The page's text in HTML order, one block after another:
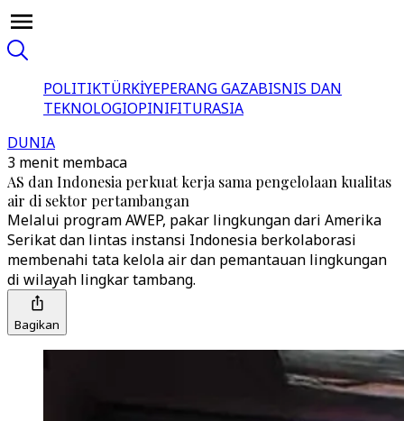
POLITIKTÜRKİYEPERANG GAZABISNIS DAN
TEKNOLOGIOPINIFITURASIA
DUNIA
3 menit membaca
AS dan Indonesia perkuat kerja sama pengelolaan kualitas
air di sektor pertambangan
Melalui program AWEP, pakar lingkungan dari Amerika
Serikat dan lintas instansi Indonesia berkolaborasi
membenahi tata kelola air dan pemantauan lingkungan
di wilayah lingkar tambang.
Bagikan